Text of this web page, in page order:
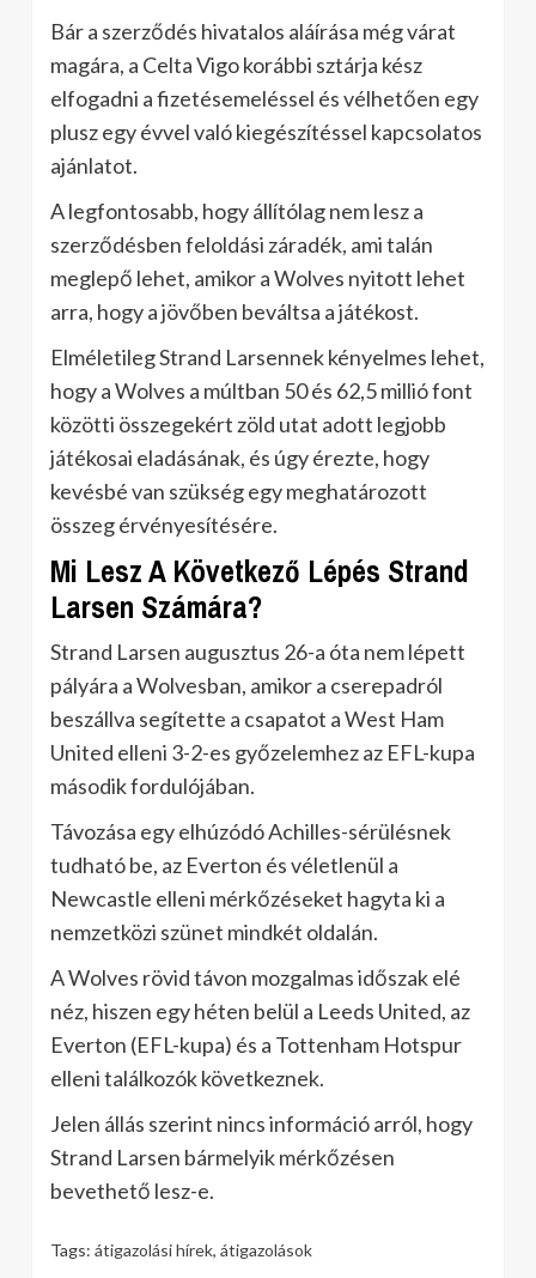
Bár a szerződés hivatalos aláírása még várat
magára, a Celta Vigo korábbi sztárja kész
elfogadni a fizetésemeléssel és vélhetően egy
plusz egy évvel való kiegészítéssel kapcsolatos
ajánlatot.
A legfontosabb, hogy állítólag nem lesz a
szerződésben feloldási záradék, ami talán
meglepő lehet, amikor a Wolves nyitott lehet
arra, hogy a jövőben beváltsa a játékost.
Elméletileg Strand Larsennek kényelmes lehet,
hogy a Wolves a múltban 50 és 62,5 millió font
közötti összegekért zöld utat adott legjobb
játékosai eladásának, és úgy érezte, hogy
kevésbé van szükség egy meghatározott
összeg érvényesítésére.
Mi Lesz A Következő Lépés Strand
Larsen Számára?
Strand Larsen augusztus 26-a óta nem lépett
pályára a Wolvesban, amikor a cserepadról
beszállva segítette a csapatot a West Ham
United elleni 3-2-es győzelemhez az EFL-kupa
második fordulójában.
Távozása egy elhúzódó Achilles-sérülésnek
tudható be, az Everton és véletlenül a
Newcastle elleni mérkőzéseket hagyta ki a
nemzetközi szünet mindkét oldalán.
A Wolves rövid távon mozgalmas időszak elé
néz, hiszen egy héten belül a Leeds United, az
Everton (EFL-kupa) és a Tottenham Hotspur
elleni találkozók következnek.
Jelen állás szerint nincs információ arról, hogy
Strand Larsen bármelyik mérkőzésen
bevethető lesz-e.
Tags: átigazolási hírek, átigazolások